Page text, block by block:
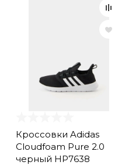
Кроссовки Adidas
Cloudfoam Pure 2.0
черный HP7638